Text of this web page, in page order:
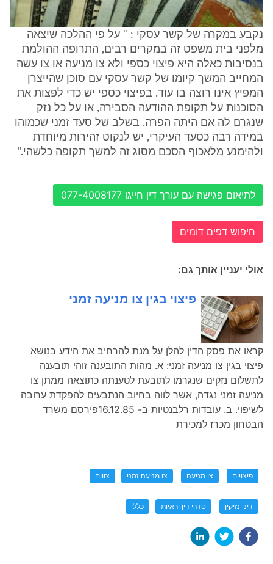
נקבע במקרה של קשר עסקי : " על פי ההלכה שיצאה
מלפני בית משפט זה במקרים רבים, התרופה ההולמת
בנסיבות כאלה היא פיצוי כספי ולא צו מניעה או צו עשה
המחייב המשך קיומו של קשר עסקי עם סוכן שהייצרן
המפיץ אינו רוצה בו עוד. בפיצוי כספי יש כדי לפצות את
הסוכנות על תקופת ההודעה הסבירה, או על כל נזק
שנגרם לה אם היתה הפרה. בשלב של סעד זמני שכמוהו
במידה רבה כסעד העיקרי, יש לנקוט זהירות מיוחדת
ולהימנע מלאכוף הסכם מסוג זה למשך תקופה כלשהי."
לתיאום פגישה עם עורך דין חייגו 077-4008177
חיפוש דפים דומים
אולי יעניין אותך גם:
פיצוי בגין צו מניעה זמני
קראו את פסק הדין להלן על מנת להרחיב את הידע בנושא
פיצוי בגין צו מניעה זמני: א. מהות התובענה זוהי תובענה
לתשלום נזקים שנגרמו לתובעת לטענתה כתוצאה ממתן צו
מניעה זמני נגדה, אשר לווה בחיוב הנתבעים להפקדת ערובה
לשיפוי. ב. עובדות רלבנטיות ב- 16.12.85פירסם משרד
הבטחון מכרז למכירת
פיצויים צו מניעה צו מניעה זמני צווים
דיני נזיקין סדרי דין וראיות כללי